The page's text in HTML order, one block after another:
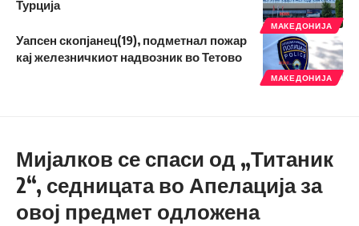
МАКЕДОНИЈА
Турција
МАКЕДОНИЈА
Уапсен скопјанец(19), подметнал пожар
кај железничкиот надвозник во Тетово
Мијалков се спаси од „Титаник
2“, седницата во Апелација за
овој предмет одложена